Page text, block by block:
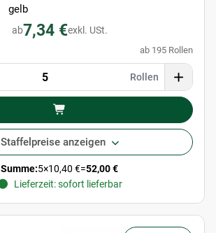
gelb
ab7,34 €exkl. USt.
ab 195 Rollen
Rollen
Staffelpreise anzeigen
Summe:5×10,40 €=52,00 €
Lieferzeit: sofort lieferbar